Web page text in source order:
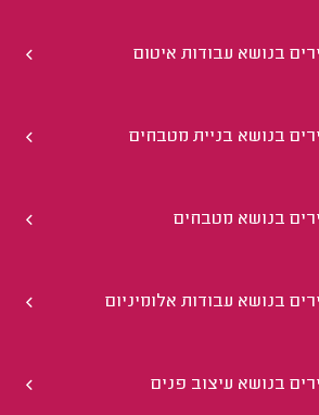
בנושא עבודות איטום
בנושא בניית מטבחים
בנושא מטבחים
בנושא עבודות אלומיניום
בנושא עיצוב פנים